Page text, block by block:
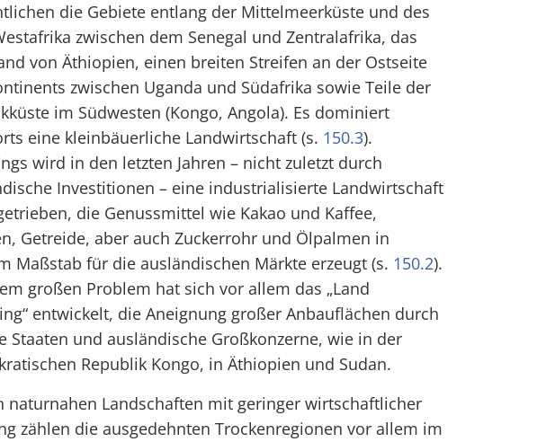
die Gebiete entlang der Mittelmeerküste und des
zwischen dem Senegal und Zentralafrika, das
von Äthiopien, einen breiten Streifen an der Ostseite
zwischen Uganda und Südafrika sowie Teile der
im Südwesten (Kongo, Angola). Es dominiert
eine kleinbäuerliche Landwirtschaft (s. 150.3).
wird in den letzten Jahren – nicht zuletzt durch
Investitionen – eine industrialisierte Landwirtschaft
die Genussmittel wie Kakao und Kaffee,
Getreide, aber auch Zuckerrohr und Ölpalmen in
Maßstab für die ausländischen Märkte erzeugt (s. 150.2).
großen Problem hat sich vor allem das „Land
entwickelt, die Aneignung großer Anbauflächen durch
Staaten und ausländische Großkonzerne, wie in der
Republik Kongo, in Äthiopien und Sudan.
naturnahen Landschaften mit geringer wirtschaftlicher
zählen die ausgedehnten Trockenregionen vor allem im